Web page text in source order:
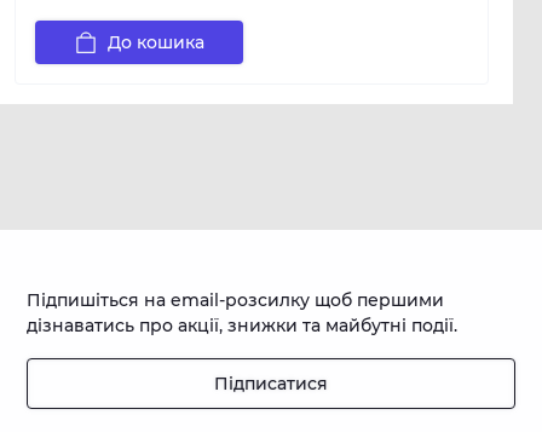
До кошика
Підпишіться на email-розсилку щоб першими
дізнаватись про акції, знижки та майбутні події.
Підписатися